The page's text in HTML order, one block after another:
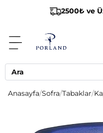
2500₺ ve
Anasayfa/Sofra/Tabaklar/